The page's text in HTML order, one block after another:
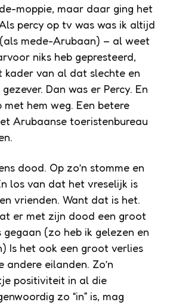
moppie, maar daar ging het
percy op tv was was ik altijd
mede-Arubaan) – al weet
niks heb gepresteerd,
kader van al dat slechte en
Dan was er Percy. En
met hem weg. Een betere
Arubaanse toeristenbureau
dood. Op zo’n stomme en
los van dat het vreselijk is
vrienden. Want dat is het.
er met zijn dood een groot
(zo heb ik gelezen en
Is het ook een groot verlies
eilanden. Zo’n
positiviteit in al die
zo “in” is, mag